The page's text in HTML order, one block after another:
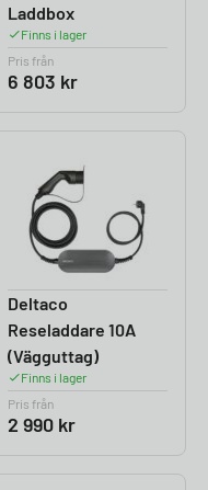
Laddbox
Finns i lager
Pris från
6 803 kr
Deltaco
Reseladdare 10A
(Vägguttag)
Finns i lager
Pris från
2 990 kr